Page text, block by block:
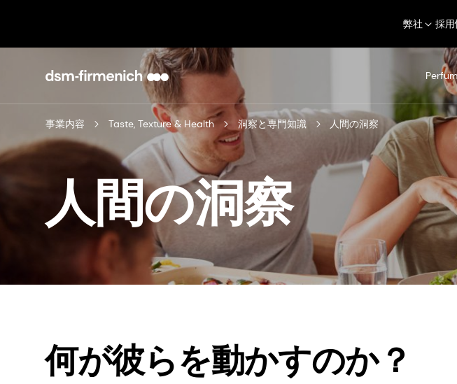
弊社 採用
事業内容 Taste, Texture & Health 洞察と専門知識 人間の洞察
人間の洞察
何が彼らを動かすのか？